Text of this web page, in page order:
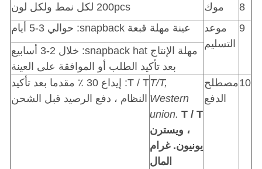
8 موك
200pcs لكل نمط ولكل لون
9
موعد
التسليم
عينة مهلة قبعة snapback: حوالي 3-5 أيام
مهلة الإنتاج snapback hat: خلال 2-3 أسابيع
بعد تأكيد الطلب أو الموافقة على العينة
10مصطلح
الدفع
T/T,
Western
union. T / T
، ويسترن
يونيون. غرام
المال
T / T: إيداع 30 ٪ مقدما بعد تأكيد
النظام ، دفع الرصيد قبل الشحن